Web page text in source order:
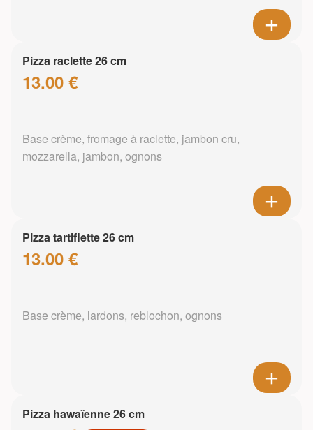
Pizza raclette 26 cm
13.00 €
Base crème, fromage à raclette, jambon cru,
mozzarella, jambon, ognons
Pizza tartiflette 26 cm
13.00 €
Base crème, lardons, reblochon, ognons
Pizza hawaïenne 26 cm